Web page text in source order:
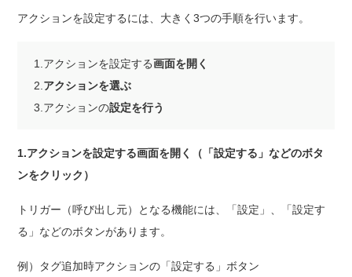
アクションを設定するには、大きく3つの手順を行います。
1.アクションを設定する画面を開く
2. アクションを選ぶ
3.アクションの設定を行う
1.アクションを設定する画面を開く（「設定する」などのボタ
ンをクリック）
トリガー（呼び出し元）となる機能には、「設定」、「設定す
る」などのボタンがあります。
例）タグ追加時アクションの「設定する」ボタン